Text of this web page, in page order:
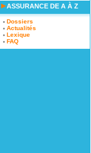
ASSURANCE DE A À Z
Dossiers
Actualités
Lexique
FAQ